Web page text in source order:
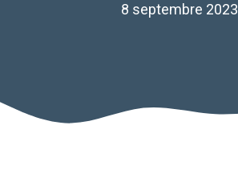
8 septembre 2023